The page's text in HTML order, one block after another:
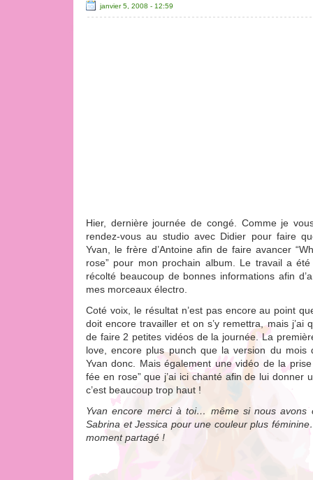
janvier 5, 2008 - 12:59
Hier, dernière journée de congé. Comme je
rendez-vous au studio avec Didier pour faire
Yvan, le frère d’Antoine afin de faire avancer
rose” pour mon prochain album. Le travail a
récolté beaucoup de bonnes informations afin
mes morceaux électro.
Coté voix, le résultat n’est pas encore au point
doit encore travailler et on s’y remettra, mais j’ai
de faire 2 petites vidéos de la journée. La
love, encore plus punch que la version du mois
Yvan donc. Mais également une vidéo de la prise
fée en rose” que j’ai ici chanté afin de lui donner
c’est beaucoup trop haut !
Yvan encore merci à toi… même si nous avons
Sabrina et Jessica pour une couleur plus
moment partagé !